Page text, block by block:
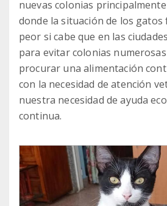
nuevas colonias
donde la situación de los gatos
peor si cabe que en las
para evitar colonias
procurar una alimentación
con la necesidad de atención
nuestra necesidad de ayuda
continua.